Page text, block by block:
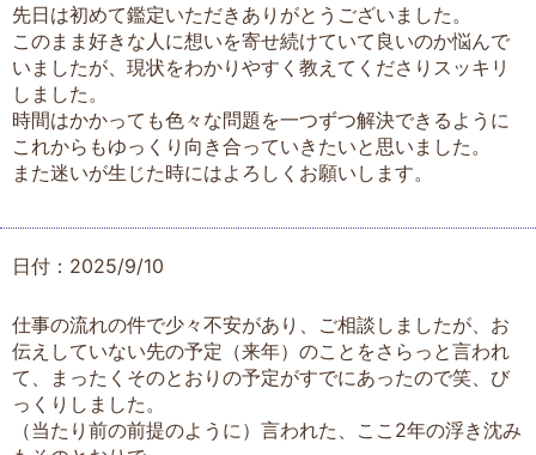
先日は初めて鑑定いただきありがとうございました。
このまま好きな人に想いを寄せ続けていて良いのか悩んで
いましたが、現状をわかりやすく教えてくださりスッキリ
しました。
時間はかかっても色々な問題を一つずつ解決できるように
これからもゆっくり向き合っていきたいと思いました。
また迷いが生じた時にはよろしくお願いします。
日付：2025/9/10
仕事の流れの件で少々不安があり、ご相談しましたが、お
伝えしていない先の予定（来年）のことをさらっと言われ
て、まったくそのとおりの予定がすでにあったので笑、び
っくりしました。
（当たり前の前提のように）言われた、ここ2年の浮き沈み